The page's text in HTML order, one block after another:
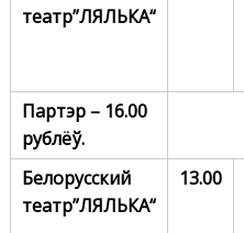
театр”ЛЯЛЬКА“
Партэр –16.00
рублёў.
Белорусский
театр”ЛЯЛЬКА“
13.00